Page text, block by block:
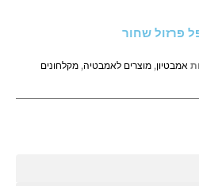
פרזול שחור
אמבטיון, מוצרים לאמבטיה, מקלחונים